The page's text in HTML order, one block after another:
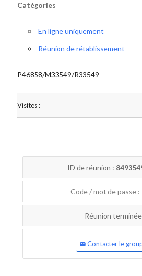
Catégories
En ligne uniquement
Réunion de rétablissement
P46858/M33549/R33549
Visites :
ID de réunion :
Code / mot de passe :
Réunion
Contacter le